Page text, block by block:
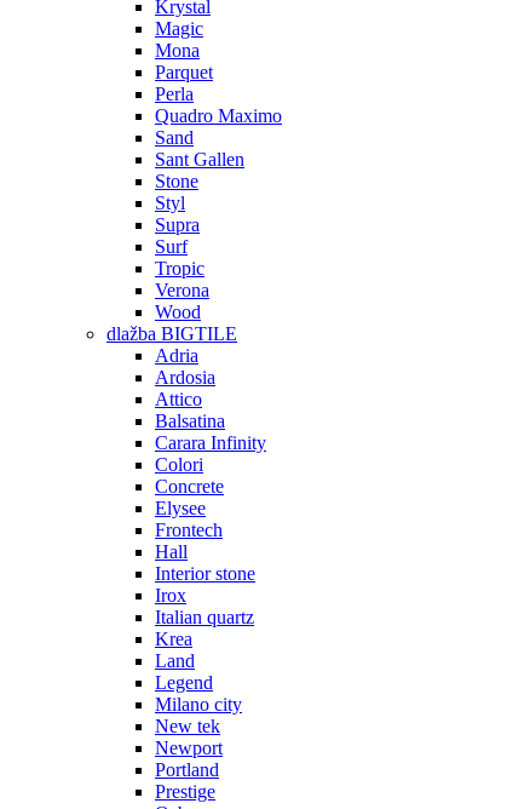
Krystal
Magic
Mona
Parquet
Perla
Quadro Maximo
Sand
Sant Gallen
Stone
Styl
Supra
Surf
Tropic
Verona
Wood
dlažba BIGTILE
Adria
Ardosia
Attico
Balsatina
Carara Infinity
Colori
Concrete
Elysee
Frontech
Hall
Interior stone
Irox
Italian quartz
Krea
Land
Legend
Milano city
New tek
Newport
Portland
Prestige